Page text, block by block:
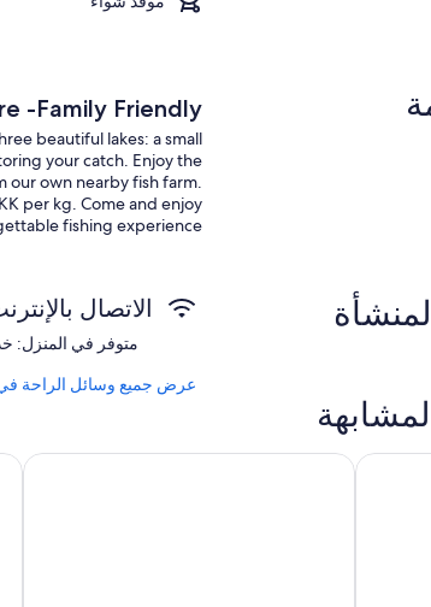
-Family Friendly
beautiful lakes: a small
your catch. Enjoy the
our own nearby fish farm.
per kg. Come and enjoy
fishing experience!
الاتصال
متوفر في المنزل:
عرض جميع وسائل الراحة في
فلينسبيد هوتل آند هوستل